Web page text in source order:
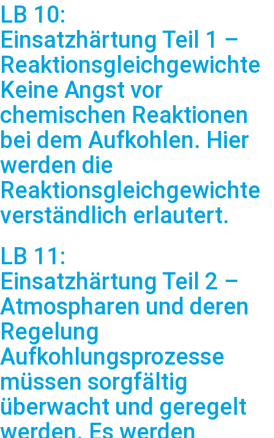
LB 10:
Einsatzhärtung Teil 1 –
Reaktionsgleichgewichte
Keine Angst vor
chemischen Reaktionen
bei dem Aufkohlen. Hier
werden die
Reaktionsgleichgewichte
verständlich erlautert.
LB 11:
Einsatzhärtung Teil 2 –
Atmospharen und deren
Regelung
Aufkohlungsprozesse
müssen sorgfältig
überwacht und geregelt
werden. Es werden